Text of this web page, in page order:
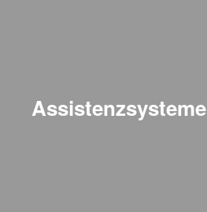
Assistenzsysteme